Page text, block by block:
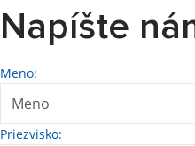
Napíšte
Meno:
Priezvisko: